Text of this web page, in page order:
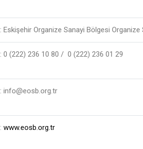
: Eskişehir Organize Sanayi Bölgesi Organize
: 0 (222) 236 10 80 / 0 (222) 236 01 29
: info@eosb.org.tr
: www.eosb.org.tr